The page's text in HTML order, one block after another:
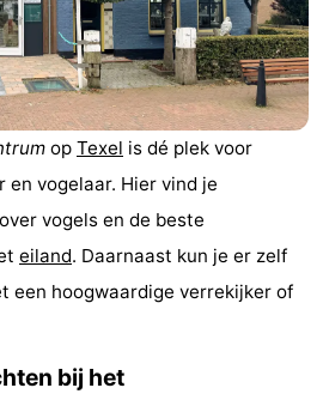
op Texel is dé plek voor
vogelaar. Hier vind je
vogels en de beste
eiland. Daarnaast kun je er zelf
een hoogwaardige verrekijker of
bij het